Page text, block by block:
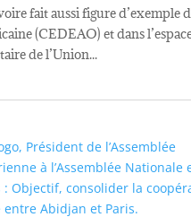
fait aussi figure d’exemple
(CEDEAO) et dans
de l’Union...